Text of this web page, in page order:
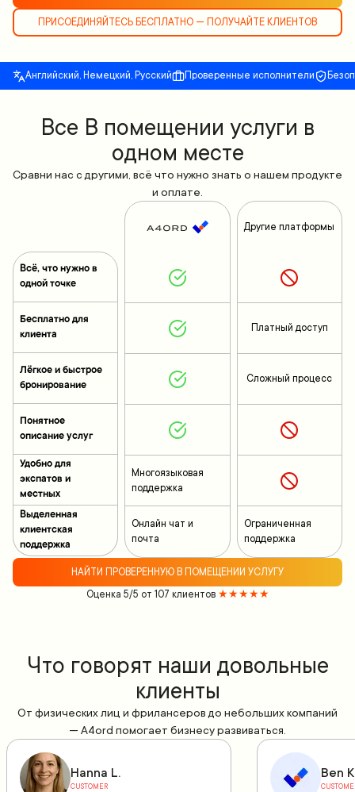
ПРИСОЕДИНЯЙТЕСЬ БЕСПЛАТНО — ПОЛУЧАЙТЕ КЛИЕНТОВ
Английский, Немецкий, Русский Проверенные исполнители
Все В помещении услуги в
одном месте
Сравни нас с другими, всё что нужно знать о нашем продукте
и оплате.
Всё, что нужно в
одной точке
Бесплатно для
клиента
Лёгкое и быстрое
бронирование
Понятное
описание услуг
Удобно для
экспатов и
местных
Выделенная
клиентская
поддержка
Многоязыковая
поддержка
Онлайн чат и
почта
Другие платформы
Платный доступ
Сложный процесс
Ограниченная
поддержка
НАЙТИ ПРОВЕРЕННУЮ В ПОМЕЩЕНИИ УСЛУГУ
Оценка 5/5 от 107 клиентов ★★★★★
Что говорят наши довольные
клиенты
От физических лиц и фрилансеров до небольших компаний
— A4ord помогает бизнесу развиваться.
Hanna L.
CUSTOMER
Ben